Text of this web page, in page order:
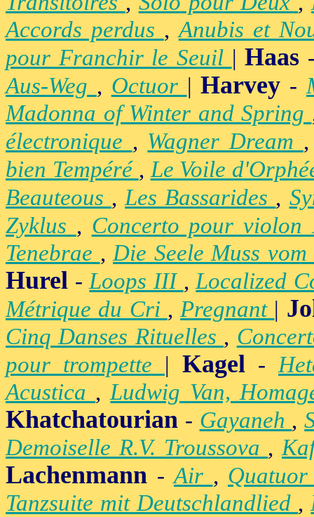
Accords perdus ,Anubis et
pour Franchir le Seuil |Haas
Aus-Weg , Octuor |Harvey -
Madonna of Winter and Spring
électronique , Wagner Dream
bien Tempéré ,Le Voile
Beauteous ,Les Bassarides ,
Zyklus , Concerto pour
Tenebrae ,Die Seele Muss
Hurel -Loops III ,Localized
Métrique du Cri ,Pregnant |
Cinq Danses Rituelles ,
pour trompette | Kagel -
Acustica ,Ludwig Van,
Khatchatourian - Gayaneh ,
Demoiselle R.V. Troussova ,
Lachenmann -Air ,
Tanzsuite mit Deutschlandlied ,